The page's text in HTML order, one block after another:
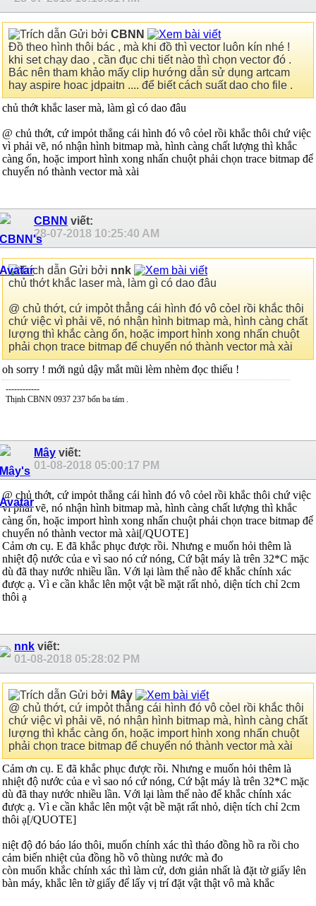
Gửi bởi CBNN
Đồ theo hình thôi bác , mà khi đồ thì vector luôn kín nhé !
khi set chạy dao , cần đục chi tiết nào thì chọn vector đó .
Bác nên tham khảo mấy clip hướng dẫn sử dụng artcam
hay aspire hoac jdpaitn .... để biết cách suất dao cho file .
chủ thớt khắc laser mà, làm gì có dao đâu
@ chủ thớt, cứ impỏt thẳng cái hình đó vô cỏel rồi khắc thôi chứ việc
vì phải vẽ, nó nhận hình bitmap mà, hình càng chất lượng thì khắc
càng ổn, hoặc import hình xong nhấn chuột phải chọn trace bitmap để
chuyển nó thành vector mà xài
CBNN viết:
28-07-2018 10:25:40 AM
Gửi bởi nnk
chủ thớt khắc laser mà, làm gì có dao đâu
@ chủ thớt, cứ impỏt thẳng cái hình đó vô cỏel rồi khắc thôi
chứ việc vì phải vẽ, nó nhận hình bitmap mà, hình càng chất
lượng thì khắc càng ổn, hoặc import hình xong nhấn chuột
phải chọn trace bitmap để chuyển nó thành vector mà xài
oh sorry ! mới ngủ dậy mắt mũi lèm nhèm đọc thiếu !
------------
Thịnh CBNN 0937 237 bốn ba tám .
Mây viết:
01-08-2018 05:00:17 PM
@ chủ thớt, cứ impỏt thẳng cái hình đó vô cỏel rồi khắc thôi chứ việc
vì phải vẽ, nó nhận hình bitmap mà, hình càng chất lượng thì khắc
càng ổn, hoặc import hình xong nhấn chuột phải chọn trace bitmap để
chuyển nó thành vector mà xài[/QUOTE]
Cảm ơn cụ. E đã khắc phục được rồi. Nhưng e muốn hỏi thêm là
nhiệt độ nước của e vì sao nó cứ nóng, Cứ bật máy là trên 32*C mặc
dù đã thay nước nhiều lần. Với lại làm thế nào để khắc chính xác
được ạ. Vì e cần khắc lên một vật bề mặt rất nhỏ, diện tích chỉ 2cm
thôi ạ
nnk viết:
01-08-2018 05:28:02 PM
Gửi bởi Mây
@ chủ thớt, cứ impỏt thẳng cái hình đó vô cỏel rồi khắc thôi
chứ việc vì phải vẽ, nó nhận hình bitmap mà, hình càng chất
lượng thì khắc càng ổn, hoặc import hình xong nhấn chuột
phải chọn trace bitmap để chuyển nó thành vector mà xài
Cảm ơn cụ. E đã khắc phục được rồi. Nhưng e muốn hỏi thêm là
nhiệt độ nước của e vì sao nó cứ nóng, Cứ bật máy là trên 32*C mặc
dù đã thay nước nhiều lần. Với lại làm thế nào để khắc chính xác
được ạ. Vì e cần khắc lên một vật bề mặt rất nhỏ, diện tích chỉ 2cm
thôi ạ[/QUOTE]
niệt độ đó báo láo thôi, muốn chính xác thì tháo đồng hồ ra rồi cho
cảm biến nhiệt của đồng hồ vô thùng nước mà đo
còn muốn khắc chính xác thì làm cử, dơn giản nhất là đặt tờ giấy lên
bàn máy, khắc lên tờ giấy để lấy vị trí đặt vật thật vô mà khắc